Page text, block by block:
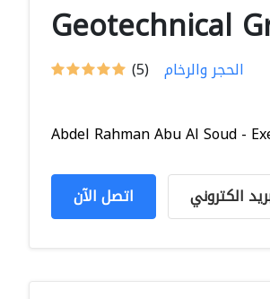
Geotechnical
(5) الحجر والرخام
Abdel Rahman Abu Al Soud -
اتصل الآن الكتروني